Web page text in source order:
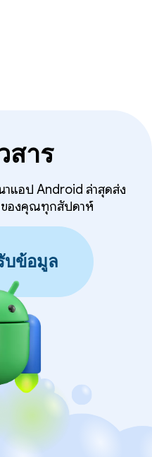
สาร
แอป Android ล่าสุดส่ง
ของคุณทุกสัปดาห์
บข้อมูล